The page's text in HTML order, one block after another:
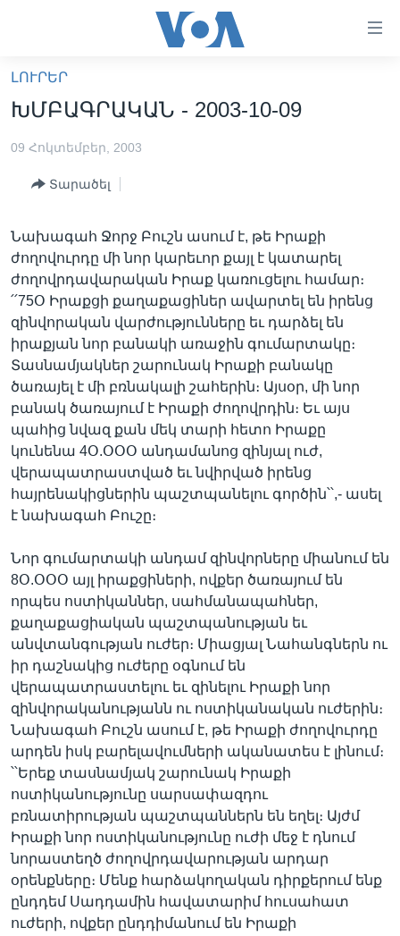
հիմնական
բովանդակությանը
հիմնական
բովանդակությանը
հիմնական
ՍՓՅՈՒՌՔ
ՏԵՍԱՆՅՈՒԹԵՐ
ՖԻԼՄԵՐ
IN ENGLISH
ՄԵՐ ՄԱՍԻՆ
ՄԵՐ ՄԱՍԻՆ
«ԱՄԵՐԻԿԱՅԻ ՁԱՅՆ»-Ի ԿԱՆՈՆԱԴՐՈՒԹՅՈՒՆ
ԿԱՊ ՄԵԶ ՀԵՏ
ՈՒԿՐԱԻՆԱԿԱՆ ՊԱՏԵՐԱԶՄ
Learning English
ՀԵՏԵՒԵՔ ՄԵԶ
Լեզուներ
ԼՈՒՐԵՐ
ԽՄԲԱԳՐԱԿԱՆ - 2003-10-09
09 Հոկտեմբեր, 2003
Տարածել
Նախագահ Ջորջ Բուշն ասում է, թե Իրաքի
ժողովուրդը մի նոր կարեւոր քայլ է կատարել
ժողովրդավարական Իրաք կառուցելու համար։
՛՛75Օ Իրաքցի քաղաքացիներ ավարտել են իրենց
զինվորական վարժությունները եւ դարձել են
իրաքյան նոր բանակի առաջին գումարտակը։
Տասնամյակներ շարունակ Իրաքի բանակը
ծառայել է մի բռնակալի շահերին։ Այսօր, մի նոր
բանակ ծառայում է Իրաքի ժողովրդին։ Եւ այս
պահից նվազ քան մեկ տարի հետո Իրաքը
կունենա 4Օ.ՕՕՕ անդամանոց զինյալ ուժ,
վերապատրաստված եւ նվիրված իրենց
հայրենակիցներին պաշտպանելու գործին՝՝,- ասել
է նախագահ Բուշը։
Նոր գումարտակի անդամ զինվորները միանում են
8Օ.ՕՕՕ այլ իրաքցիների, ովքեր ծառայում են
որպես ոստիկաններ, սահմանապահներ,
քաղաքացիական պաշտպանության եւ
անվտանգության ուժեր։ Միացյալ Նահանգներն ու
իր դաշնակից ուժերը օգնում են
վերապատրաստելու եւ զինելու Իրաքի նոր
զինվորականությանն ու ոստիկանական ուժերին։
Նախագահ Բուշն ասում է, թե Իրաքի ժողովուրդը
արդեն իսկ բարելավումների ականատես է լինում։
՝՝Երեք տասնամյակ շարունակ Իրաքի
ոստիկանությունը սարսափազդու
բռնատիրության պաշտպաններն են եղել։ Այժմ
Իրաքի նոր ոստիկանությունը ուժի մեջ է դնում
նորաստեղծ ժողովրդավարության արդար
օրենքները։ Մենք հարձակողական դիրքերում ենք
ընդդեմ Սադդամին հավատարիմ հուսահատ
ուժերի, ովքեր ընդդիմանում են Իրաքի